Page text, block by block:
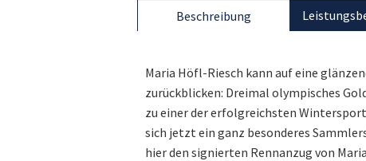
Beschreibung
Maria Höfl-Riesch kann auf eine
zurückblicken: Dreimal olympisches
zu einer der erfolgreichsten
sich jetzt ein ganz besonderes
hier den signierten Rennanzug von